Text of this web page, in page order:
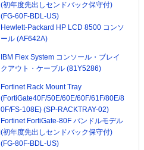
(初年度先出しセンドバック保守付)
(FG-60F-BDL-US)
Hewlett-Packard HP LCD 8500 コンソ
ール (AF642A)
IBM Flex System コンソール・ブレイ
クアウト・ケーブル (81Y5286)
Fortinet Rack Mount Tray
(FortiGate40F/50E/60E/60F/61F/80E/8
0F/FS-108E) (SP-RACKTRAY-02)
Fortinet FortiGate-80F バンドルモデル
(初年度先出しセンドバック保守付)
(FG-80F-BDL-US)